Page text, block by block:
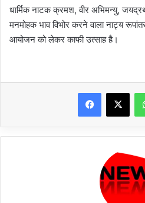
धार्मिक नाटक क्रमश, वीर अभिमन्यु,
मनमोहक भाव विभोर करने वाला नाट्य
आयोजन को लेकर काफी उत्साह है।